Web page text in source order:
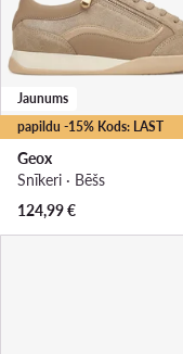
papildu -15% Kods: LAST
Jaunums
Geox
Snīkeri · Bēšs
124,99€